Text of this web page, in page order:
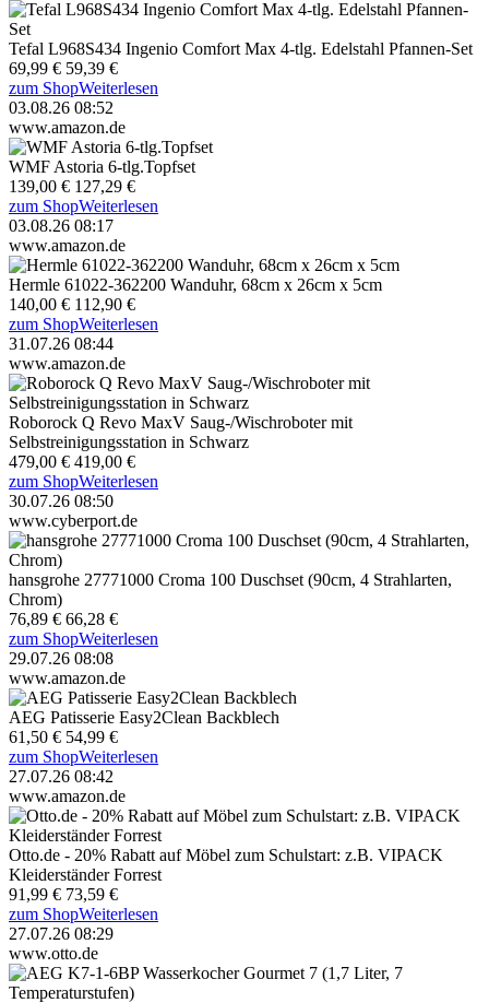
Tefal L968S434 Ingenio Comfort Max 4-tlg. Edelstahl Pfannen-Set
69,99 € 59,39 €
zum ShopWeiterlesen
03.08.26 08:52
www.amazon.de
WMF Astoria 6-tlg.Topfset
139,00 € 127,29 €
zum ShopWeiterlesen
03.08.26 08:17
www.amazon.de
Hermle 61022-362200 Wanduhr, 68cm x 26cm x 5cm
140,00 € 112,90 €
zum ShopWeiterlesen
31.07.26 08:44
www.amazon.de
Roborock Q Revo MaxV Saug-/Wischroboter mit
Selbstreinigungsstation in Schwarz
479,00 € 419,00 €
zum ShopWeiterlesen
30.07.26 08:50
www.cyberport.de
hansgrohe 27771000 Croma 100 Duschset (90cm, 4 Strahlarten,
Chrom)
76,89 € 66,28 €
zum ShopWeiterlesen
29.07.26 08:08
www.amazon.de
AEG Patisserie Easy2Clean Backblech
61,50 € 54,99 €
zum ShopWeiterlesen
27.07.26 08:42
www.amazon.de
Otto.de - 20% Rabatt auf Möbel zum Schulstart: z.B. VIPACK
Kleiderständer Forrest
91,99 € 73,59 €
zum ShopWeiterlesen
27.07.26 08:29
www.otto.de